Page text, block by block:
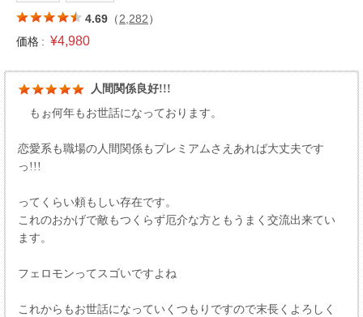
4.69 （2,282）
価格 : ¥4,980
人間関係良好!!!
もぉ何年もお世話になっております。
恋愛系も職場の人間関係もプレミアムさえあれば大丈夫です
っ!!!
ってくらい頼もしい存在です。
これのおかげで敵もつくらず厄介な方ともうまく交流出来てい
ます。
フェロモンってスゴいですよね
これからもお世話になっていくつもりですので末長くよろしく